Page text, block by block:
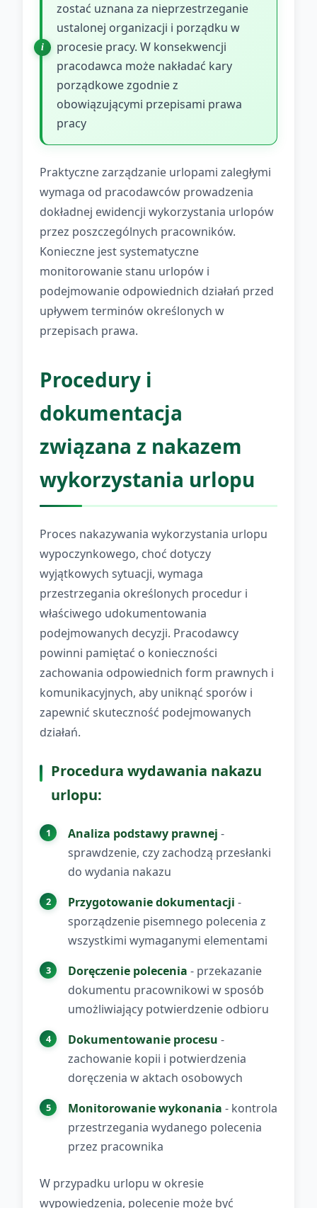
zostać uznana za nieprzestrzeganie
ustalonej organizacji i porządku w
procesie pracy. W konsekwencji
pracodawca może nakładać kary
porządkowe zgodnie z
obowiązującymi przepisami prawa
pracy
Praktyczne zarządzanie urlopami zaległymi
wymaga od pracodawców prowadzenia
dokładnej ewidencji wykorzystania urlopów
przez poszczególnych pracowników.
Konieczne jest systematyczne
monitorowanie stanu urlopów i
podejmowanie odpowiednich działań przed
upływem terminów określonych w
przepisach prawa.
Procedury i
dokumentacja
związana z nakazem
wykorzystania urlopu
Proces nakazywania wykorzystania urlopu
wypoczynkowego, choć dotyczy
wyjątkowych sytuacji, wymaga
przestrzegania określonych procedur i
właściwego udokumentowania
podejmowanych decyzji. Pracodawcy
powinni pamiętać o konieczności
zachowania odpowiednich form prawnych i
komunikacyjnych, aby uniknąć sporów i
zapewnić skuteczność podejmowanych
działań.
Procedura wydawania nakazu
urlopu:
Analiza podstawy prawnej -
sprawdzenie, czy zachodzą przesłanki
do wydania nakazu
Przygotowanie dokumentacji -
sporządzenie pisemnego polecenia z
wszystkimi wymaganymi elementami
Doręczenie polecenia - przekazanie
dokumentu pracownikowi w sposób
umożliwiający potwierdzenie odbioru
Dokumentowanie procesu -
zachowanie kopii i potwierdzenia
doręczenia w aktach osobowych
Monitorowanie wykonania - kontrola
przestrzegania wydanego polecenia
przez pracownika
W przypadku urlopu w okresie
wypowiedzenia, polecenie może być